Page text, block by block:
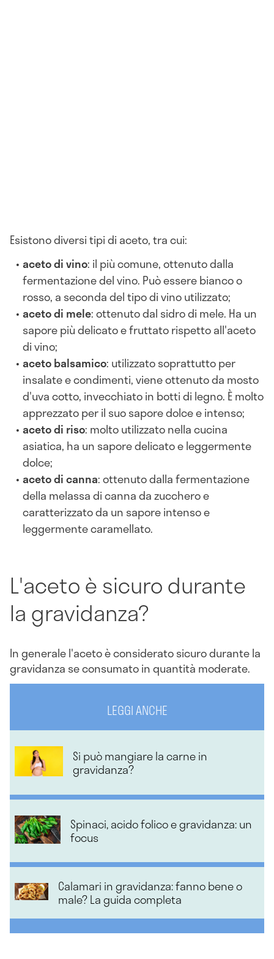
Esistono diversi tipi di aceto, tra cui:
aceto di vino: il più comune, ottenuto dalla
fermentazione del vino. Può essere bianco o
rosso, a seconda del tipo di vino utilizzato;
aceto di mele: ottenuto dal sidro di mele. Ha un
sapore più delicato e fruttato rispetto all'aceto
di vino;
aceto balsamico: utilizzato soprattutto per
insalate e condimenti, viene ottenuto da mosto
d'uva cotto, invecchiato in botti di legno. È molto
apprezzato per il suo sapore dolce e intenso;
aceto di riso: molto utilizzato nella cucina
asiatica, ha un sapore delicato e leggermente
dolce;
aceto di canna: ottenuto dalla fermentazione
della melassa di canna da zucchero e
caratterizzato da un sapore intenso e
leggermente caramellato.
L'aceto è sicuro durante
la gravidanza?
In generale l'aceto è considerato sicuro durante la
gravidanza se consumato in quantità moderate.
LEGGI ANCHE
Si può mangiare la carne in
gravidanza?
Spinaci, acido folico e gravidanza: un
focus
Calamari in gravidanza: fanno bene o
male? La guida completa